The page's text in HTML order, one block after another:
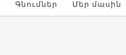
Գնումներ Մեր մասին